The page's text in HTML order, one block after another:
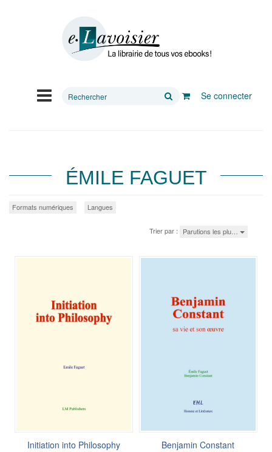
Rechercher
Se connecter
ÉMILE FAGUET
Formats numériques Langues
Trier par : Parutions les plu…
Initiation into Philosophy Benjamin Constant